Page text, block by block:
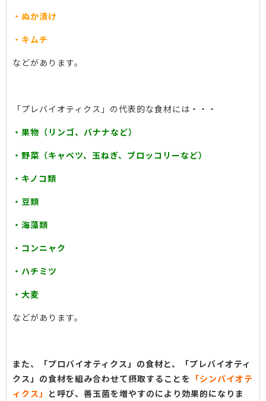
・ぬか漬け
・キムチ
などがあります。
「プレバイオティクス」の代表的な食材には・・・
・果物（リンゴ、バナナなど）
・野菜（キャベツ、玉ねぎ、ブロッコリーなど）
・キノコ類
・豆類
・海藻類
・コンニャク
・ハチミツ
・大麦
などがあります。
また、「プロバイオティクス」の食材と、「プレバイオティ
クス」の食材を組み合わせて摂取することを 「シンバイオテ
ィクス」 と呼び、善玉菌を増やすのにより効果的になりま